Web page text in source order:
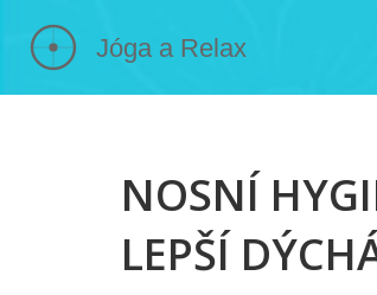
NOSNÍ
LEPŠÍ